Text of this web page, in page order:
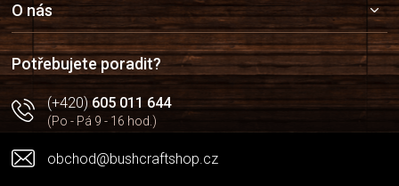
a
t
í
O nás
Potřebujete poradit?
(+420)605 011 644
(Po - Pá 9 - 16 hod.)
obchod@bushcraftshop.cz